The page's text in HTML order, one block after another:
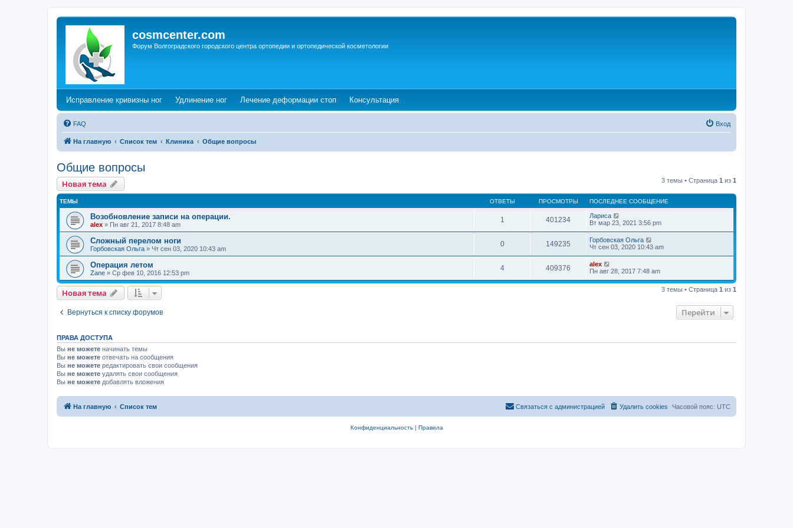
cosmcenter.com
Форум Волгоградского городского центра ортопедии и ортопедической косметологии
Исправление кривизны ног(Opens a new tab)
Удлинение ног(Opens a new tab)
Лечение деформации стоп(Opens a new tab)
Консультация(Opens a new tab)
FAQ Вход
На главную Список тем Клиника Общие вопросы
Общие вопросы
Новая тема 3 темы • Страница 1 из 1
ТЕМЫ ОТВЕТЫ ПРОСМОТРЫ ПОСЛЕДНЕЕ СООБЩЕНИЕ
Возобновление записи на операции.
alex » Пн авг 21, 2017 8:48 am
1 401234
Лариса
Вт мар 23, 2021 3:56 pm
Сложный перелом ноги
Горбовская Ольга » Чт сен 03, 2020 10:43 am
0 149235
Горбовская Ольга
Чт сен 03, 2020 10:43 am
Операция летом
Zane » Ср фев 10, 2016 12:53 pm
4 409376
alex
Пн авг 28, 2017 7:48 am
Новая тема 3 темы • Страница 1 из 1
Вернуться к списку форумов Перейти
ПРАВА ДОСТУПА
Вы не можете начинать темы
Вы не можете отвечать на сообщения
Вы не можете редактировать свои сообщения
Вы не можете удалять свои сообщения
Вы не можете добавлять вложения
На главную Список тем Часовой пояс: UTC
Удалить cookies
Связаться с администрацией
Конфиденциальность| Правила